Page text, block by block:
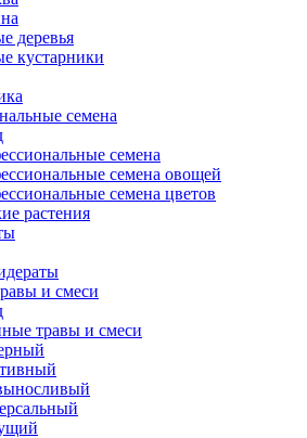
деревья
кустарники
семена
семена
семена овощей
семена цветов
растения
и смеси
травы и смеси